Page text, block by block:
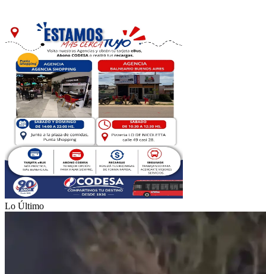
Lo Último